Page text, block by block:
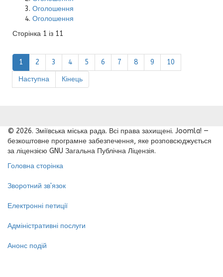
Оголошення
Оголошення
Сторінка 1 із 11
1 2 3 4 5 6 7 8 9
10
Наступна
Кінець
© 2026. Зміївська міська рада. Всі права захищені. Joomla! —
безкоштовне програмне забезпечення, яке розповсюджується
за ліцензією GNU Загальна Публічна Ліцензія.
Головна сторінка
Зворотний зв'язок
Електронні петиції
Адміністративні послуги
Анонс подій